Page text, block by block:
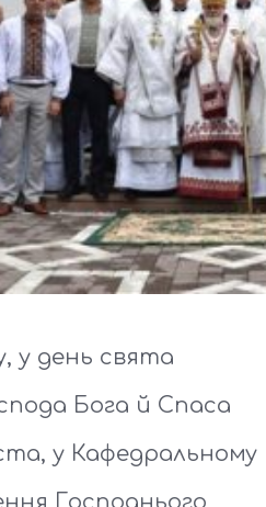
у день свята
Бога й Спаса
у Кафедральному